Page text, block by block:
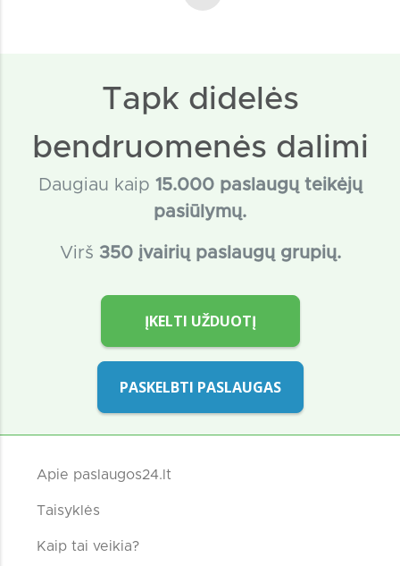
Tapk didelės
bendruomenės dalimi
Daugiau kaip 15.000 paslaugų teikėjų
pasiūlymų.
Virš 350 įvairių paslaugų grupių.
ĮKELTI UŽDUOTĮ
PASKELBTI PASLAUGAS
Apie paslaugos24.lt
Taisyklės
Kaip tai veikia?